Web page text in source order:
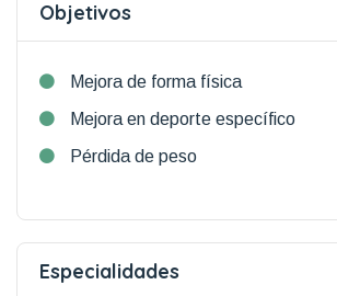
Objetivos
Mejora de forma física
Mejora en deporte específico
Pérdida de peso
Especialidades